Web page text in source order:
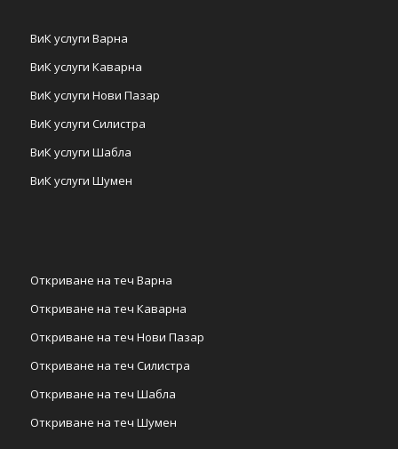
ВиК услуги Варна
ВиК услуги Каварна
ВиК услуги Нови Пазар
ВиК услуги Силистра
ВиК услуги Шабла
ВиК услуги Шумен
Откриване на теч Варна
Откриване на теч Каварна
Откриване на теч Нови Пазар
Откриване на теч Силистра
Откриване на теч Шабла
Откриване на теч Шумен